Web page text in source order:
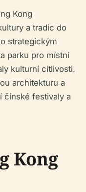
Kong
a tradic do
strategickým
parku pro místní
kulturní citlivosti.
architekturu a
čínské festivaly a
Kong